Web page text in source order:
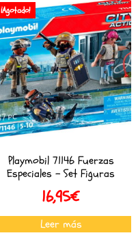
¡Agotado!
Playmobil 71146 Fuerzas
Especiales – Set Figuras
16,95€
Leer más